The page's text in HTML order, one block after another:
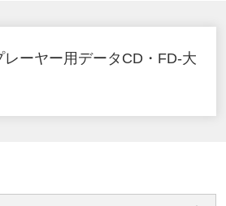
レーヤー用データCD・FD-大